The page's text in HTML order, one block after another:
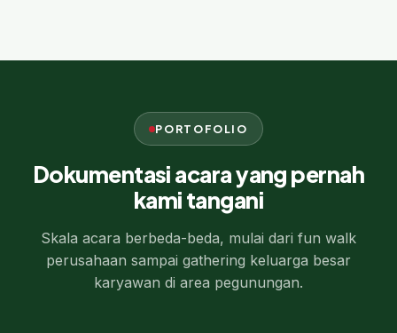
PORTOFOLIO
Dokumentasi acara yang pernah
kami tangani
Skala acara berbeda-beda, mulai dari fun walk
perusahaan sampai gathering keluarga besar
karyawan di area pegunungan.